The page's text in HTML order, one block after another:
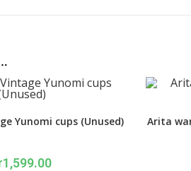
Yunomi cups (Unused)
1,599.00
Arita